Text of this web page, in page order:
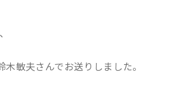
敏夫さんでお送りしました。